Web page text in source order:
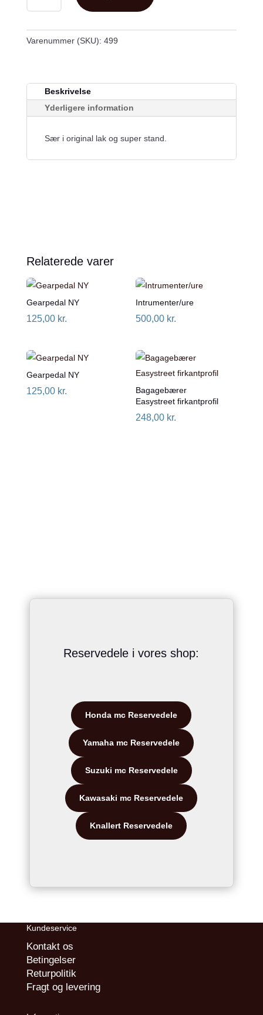
ANTAL
Varenummer (SKU): 499
Beskrivelse
Yderligere information
Sær i original lak og super stand.
Relaterede varer
Gearpedal NY
125,00 kr.
Intrumenter/ure
500,00 kr.
Gearpedal NY
125,00 kr.
Bagagebærer
Easystreet firkantprofil
248,00 kr.
Reservedele i vores shop:
Honda mc Reservedele
Yamaha mc Reservedele
Suzuki mc Reservedele
Kawasaki mc Reservedele
Knallert Reservedele
Kundeservice
Kontakt os
Betingelser
Returpolitik
Fragt og levering